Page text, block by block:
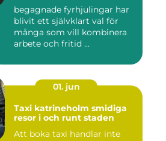
begagnade fyrhjulingar har
blivit ett självklart val för
många som vill kombinera
arbete och fritid ...
01. jun
Taxi katrineholm smidiga
resor i och runt staden
Att boka taxi handlar inte